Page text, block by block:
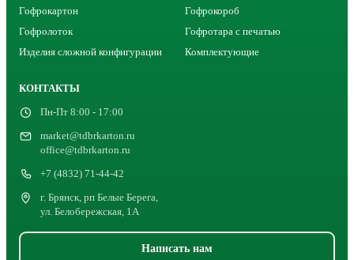
Гофрокартон
Гофрокороб
Гофролоток
Гофротара с печатью
Изделия сложной конфигурации
Комплектующие
КОНТАКТЫ
Пн-Пт 8:00 - 17:00
market@tdbrkarton.ru
office@tdbrkarton.ru
+7 (4832) 71-44-42
г. Брянск, рп Белые Берега,
ул. Белобережская, 1А
Написать нам